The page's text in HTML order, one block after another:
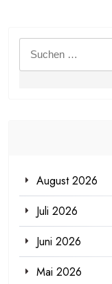
August 2026
Juli 2026
Juni 2026
Mai 2026